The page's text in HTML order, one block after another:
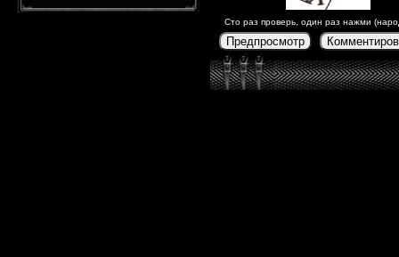
Сто раз проверь, один раз нажми
Предпросмотр